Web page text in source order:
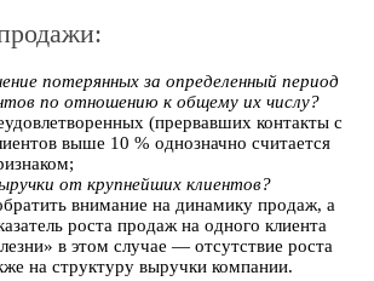
потерянных за определенный период
по отношению к общему их числу?
(прервавших контакты с
выше 10 % однозначно считается
от крупнейших клиентов?
внимание на динамику продаж, а
роста продаж на одного клиента
в этом случае — отсутствие роста
на структуру выручки компании.